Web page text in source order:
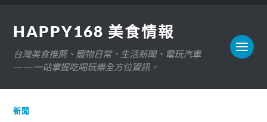
HAPPY168 美食情報
台灣美食推薦、寵物日常、生活新聞、電玩汽車
——一站掌握吃喝玩樂全方位資訊。
新聞